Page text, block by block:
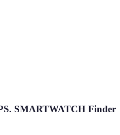
SMARTWATCH Finder